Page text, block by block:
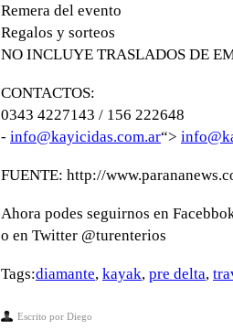
Remera del evento
Regalos y sorteos
NO INCLUYE TRASLADOS DE
CONTACTOS:
0343 4227143 / 156 222648
- info@kayicidas.com.ar“>
FUENTE: http://
Ahora podes seguirnos en
o en Twitter @turenterios
Tags:diamante, kayak, pre delta,
Escrito por Diego